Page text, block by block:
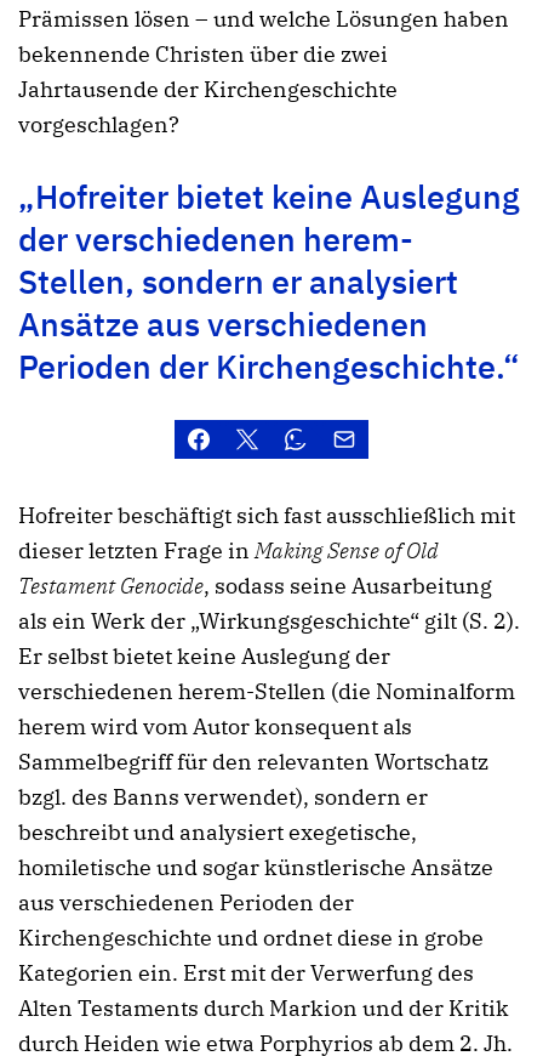
Prämissen lösen – und welche Lösungen haben
bekennende Christen über die zwei
Jahrtausende der Kirchengeschichte
vorgeschlagen?
„Hofreiter bietet keine Auslegung
der verschiedenen herem-
Stellen, sondern er analysiert
Ansätze aus verschiedenen
Perioden der Kirchengeschichte.“
Hofreiter beschäftigt sich fast ausschließlich mit
dieser letzten Frage inMaking Sense of Old
Testament Genocide, sodass seine Ausarbeitung
als ein Werk der „Wirkungsgeschichte“ gilt (S. 2).
Er selbst bietet keine Auslegung der
verschiedenen herem-Stellen (die Nominalform
herem wird vom Autor konsequent als
Sammelbegriff für den relevanten Wortschatz
bzgl. des Banns verwendet), sondern er
beschreibt und analysiert exegetische,
homiletische und sogar künstlerische Ansätze
aus verschiedenen Perioden der
Kirchengeschichte und ordnet diese in grobe
Kategorien ein. Erst mit der Verwerfung des
Alten Testaments durch Markion und der Kritik
durch Heiden wie etwa Porphyrios ab dem 2. Jh.